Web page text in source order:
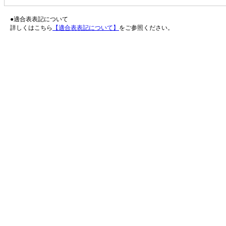
●適合表表記について
詳しくはこちら
【適合表表記について】 をご参照ください。